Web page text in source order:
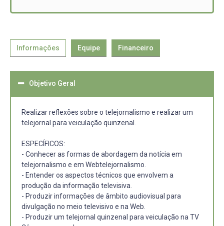
Informações Equipe Financeiro
Objetivo Geral
Realizar reflexões sobre o telejornalismo e realizar um
telejornal para veiculação quinzenal.
ESPECÍFICOS:
- Conhecer as formas de abordagem da notícia em
telejornalismo e em Webtelejornalismo.
- Entender os aspectos técnicos que envolvem a
produção da informação televisiva.
- Produzir informações de âmbito audiovisual para
divulgação no meio televisivo e na Web.
- Produzir um telejornal quinzenal para veiculação na TV